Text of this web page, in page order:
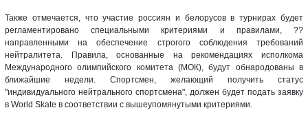
Также отмечается, что участие россиян и белорусов в турнирах будет
регламентировано специальными критериями и правилами, ??
направленными на обеспечение строгого соблюдения требований
нейтралитета. Правила, основанные на рекомендациях исполкома
Международного олимпийского комитета (МОК), будут обнародованы в
ближайшие недели. Спортсмен, желающий получить статус
"индивидуального нейтрального спортсмена", должен будет подать заявку
в World Skate в соответствии с вышеупомянутыми критериями.